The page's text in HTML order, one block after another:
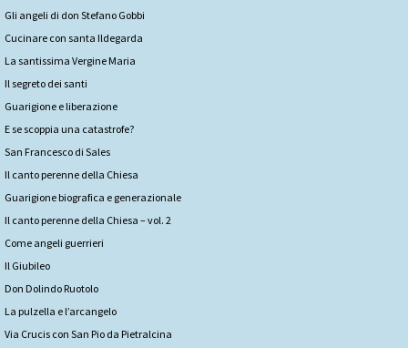
Gli angeli di don Stefano Gobbi
Cucinare con santa Ildegarda
La santissima Vergine Maria
Il segreto dei santi
Guarigione e liberazione
E se scoppia una catastrofe?
San Francesco di Sales
Il canto perenne della Chiesa
Guarigione biografica e generazionale
Il canto perenne della Chiesa – vol. 2
Come angeli guerrieri
Il Giubileo
Don Dolindo Ruotolo
La pulzella e l’arcangelo
Via Crucis con San Pio da Pietralcina